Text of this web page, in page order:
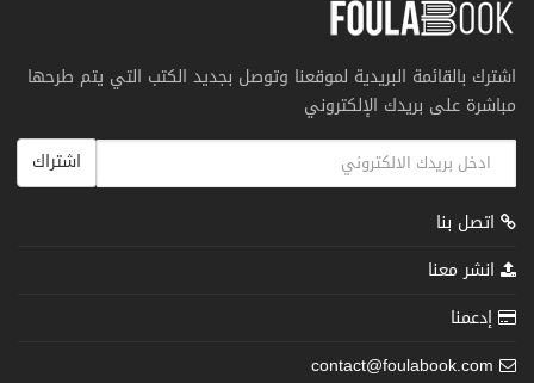
اشترك بالقائمة البريدية لموقعنا وتوصل بجديد الكتب التي يتم طرحها
مباشرة على بريدك الإلكتروني
اشتراك
اتصل بنا
انشر معنا
إدعمنا
contact@foulabook.com